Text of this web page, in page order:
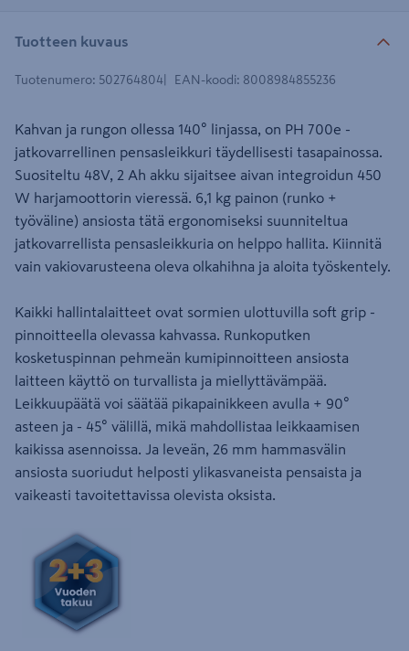
Tuotteen kuvaus
Tuotenumero: 502764804 EAN-koodi: 8008984855236
Kahvan ja rungon ollessa 140° linjassa, on PH 700e -
jatkovarrellinen pensasleikkuri täydellisesti tasapainossa.
Suositeltu 48V, 2 Ah akku sijaitsee aivan integroidun 450
W harjamoottorin vieressä. 6,1 kg painon (runko +
työväline) ansiosta tätä ergonomiseksi suunniteltua
jatkovarrellista pensasleikkuria on helppo hallita. Kiinnitä
vain vakiovarusteena oleva olkahihna ja aloita työskentely.
Kaikki hallintalaitteet ovat sormien ulottuvilla soft grip -
pinnoitteella olevassa kahvassa. Runkoputken
kosketuspinnan pehmeän kumipinnoitteen ansiosta
laitteen käyttö on turvallista ja miellyttävämpää.
Leikkuupäätä voi säätää pikapainikkeen avulla + 90°
asteen ja - 45° välillä, mikä mahdollistaa leikkaamisen
kaikissa asennoissa. Ja leveän, 26 mm hammasvälin
ansiosta suoriudut helposti ylikasvaneista pensaista ja
vaikeasti tavoitettavissa olevista oksista.